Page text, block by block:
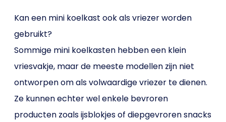
Kan een mini koelkast ook als vriezer worden
gebruikt?
Sommige mini koelkasten hebben een klein
vriesvakje, maar de meeste modellen zijn niet
ontworpen om als volwaardige vriezer te dienen.
Ze kunnen echter wel enkele bevroren
producten zoals ijsblokjes of diepgevroren snacks